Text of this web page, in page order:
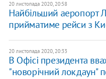
20 листопада 2020, 20:58
Найбільший аеропорт
прийматиме рейси з
20 листопада 2020, 20:33
В Офісі президента
"новорічний локдаун"